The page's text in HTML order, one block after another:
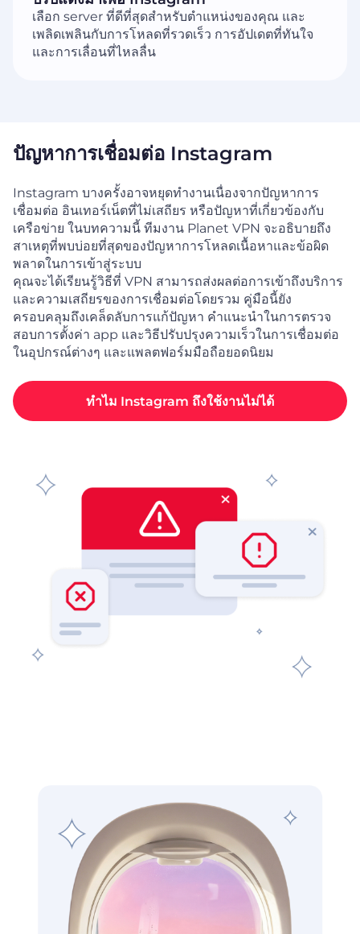
เลือก server ที่ดีที่สุดสำหรับตำแหน่งของคุณ และ
เพลิดเพลินกับการโหลดที่รวดเร็ว การอัปเดตที่ทันใจ
และการเลื่อนที่ไหลลื่น
ปัญหาการเชื่อมต่อ Instagram
Instagram บางครั้งอาจหยุดทำงานเนื่องจากปัญหาการ
เชื่อมต่อ อินเทอร์เน็ตที่ไม่เสถียร หรือปัญหาที่เกี่ยวข้องกับ
เครือข่าย ในบทความนี้ ทีมงาน Planet VPN จะอธิบายถึง
สาเหตุที่พบบ่อยที่สุดของปัญหาการโหลดเนื้อหาและข้อผิด
พลาดในการเข้าสู่ระบบ
คุณจะได้เรียนรู้วิธีที่ VPN สามารถส่งผลต่อการเข้าถึงบริการ
และความเสถียรของการเชื่อมต่อโดยรวม คู่มือนี้ยัง
ครอบคลุมถึงเคล็ดลับการแก้ปัญหา คำแนะนำในการตรวจ
สอบการตั้งค่า app และวิธีปรับปรุงความเร็วในการเชื่อมต่อ
ในอุปกรณ์ต่างๆ และแพลตฟอร์มมือถือยอดนิยม
ทำไม Instagram ถึงใช้งานไม่ได้